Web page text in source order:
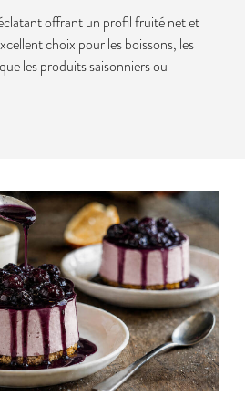
offrant un profil fruité net et
choix pour les boissons, les
les produits saisonniers ou